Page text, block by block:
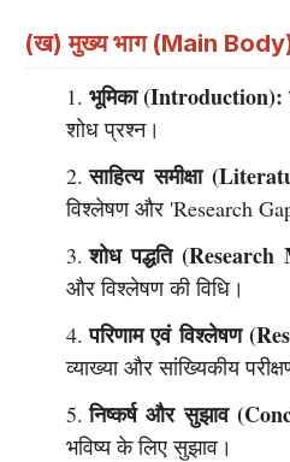
(ख) मुख्य भाग (Main
भूमिका (Introduction):
शोध प्रश्न।
साहित्य समीक्षा
विश्लेषण और 'Research
शोध पद्धति
और विश्लेषण की विधि।
परिणाम एवं विश्लेषण
व्याख्या और सांख्यिकीय
निष्कर्ष और सुझाव
भविष्य के लिए सुझाव।